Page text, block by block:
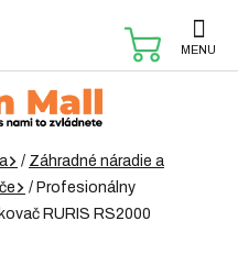
/ Záhradné náradie a
/ Profesionálny
RURIS RS2000